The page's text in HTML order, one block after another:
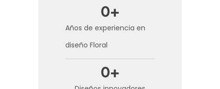
Años de experiencia en
diseño Floral
0+
0+